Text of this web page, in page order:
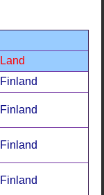
Land
Finland
Finland
Finland
Finland